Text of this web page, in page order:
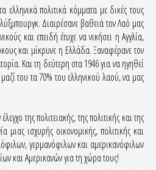
ελληνικά πολιτικά κόμματα με δικές τους
Διαιρέσανε βαθειά τον Λαό μας
και επειδή έτυχε να νικήσει η Αγγλία,
και μίκρυνε η Ελλάδα. Ξαναφέρανε τον
Και τη δεύτερη στα 1946 για να ηγηθεί
του τα 70% του ελληνικού λαού, να μας
της πολιτειακής, της πολιτικής και της
ισχυρής οικονομικής, πολιτικής και
γερμανόφιλων και αμερικανόφιλων
και Αμερικανών για τη χώρα τους!